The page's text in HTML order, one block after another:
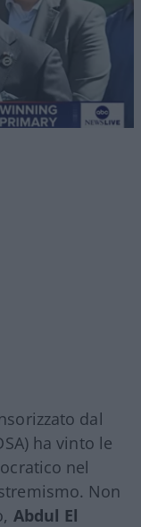
dal
ha vinto le
nel
Non
Abdul El